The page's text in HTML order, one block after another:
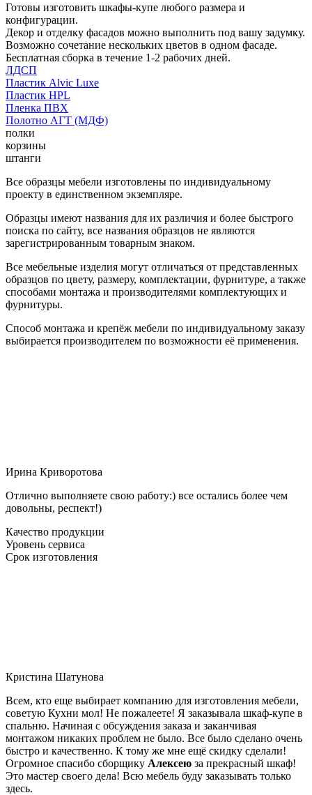
Готовы изготовить шкафы-купе любого размера и
конфигурации.
Декор и отделку фасадов можно выполнить под вашу задумку.
Возможно сочетание нескольких цветов в одном фасаде.
Бесплатная сборка в течение 1-2 рабочих дней.
ЛДСП
Пластик Alvic Luxe
Пластик HPL
Пленка ПВХ
Полотно АГТ (МДФ)
полки
корзины
штанги
Все образцы мебели изготовлены по индивидуальному
проекту в единственном экземпляре.
Образцы имеют названия для их различия и более быстрого
поиска по сайту, все названия образцов не являются
зарегистрированным товарным знаком.
Все мебельные изделия могут отличаться от представленных
образцов по цвету, размеру, комплектации, фурнитуре, а также
способами монтажа и производителями комплектующих и
фурнитуры.
Способ монтажа и крепёж мебели по индивидуальному заказу
выбирается производителем по возможности её применения.
Ирина Криворотова
Отлично выполняете свою работу:) все остались более чем
довольны, респект!)
Качество продукции
Уровень сервиса
Срок изготовления
Кристина Шатунова
Всем, кто еще выбирает компанию для изготовления мебели,
советую Кухни мол! Не пожалеете! Я заказывала шкаф-купе в
спальню. Начиная с обсуждения заказа и заканчивая
монтажом никаких проблем не было. Все было сделано очень
быстро и качественно. К тому же мне ещё скидку сделали!
Огромное спасибо сборщику Алексею за прекрасный шкаф!
Это мастер своего дела! Всю мебель буду заказывать только
здесь.